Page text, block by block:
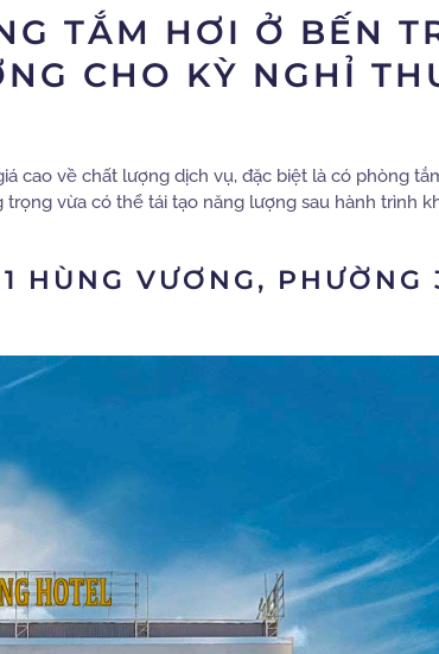
TẮM HƠI Ở BẾN
CHO KỲ NGHỈ
cao về chất lượng dịch vụ, đặc biệt là có phòng
vừa có thể tái tạo năng lượng sau hành trình
HÙNG VƯƠNG, PHƯỜNG